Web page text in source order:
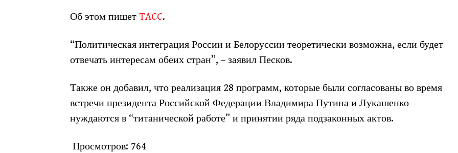
Об этом пишет TACC.
“Политическая интеграция России и Белоруссии теоретически возможна, если будет
отвечать интересам обеих стран”, – заявил Песков.
Также он добавил, что реализация 28 программ, которые были согласованы во время
встречи президента Российской Федерации Владимира Путина и Лукашенко
нуждаются в “титанической работе” и принятии ряда подзаконных актов.
Просмотров: 764